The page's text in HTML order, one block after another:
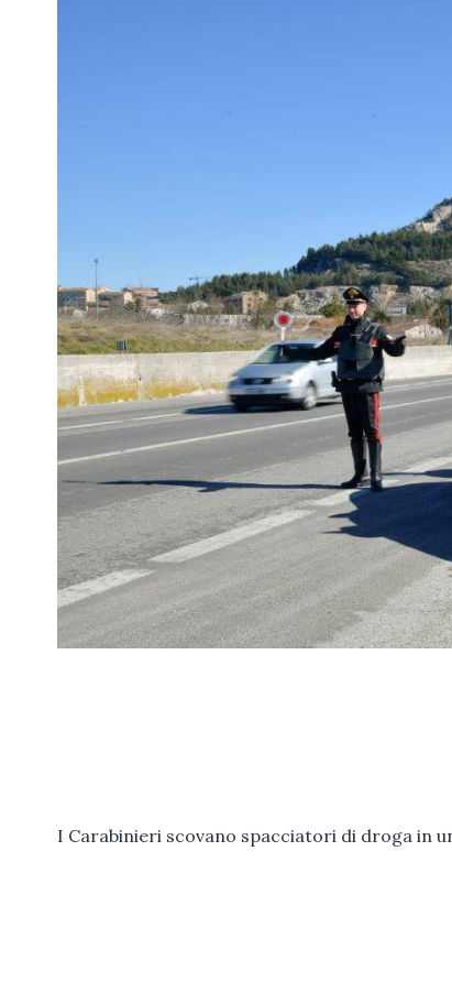
I Carabinieri scovano spacciatori di droga in